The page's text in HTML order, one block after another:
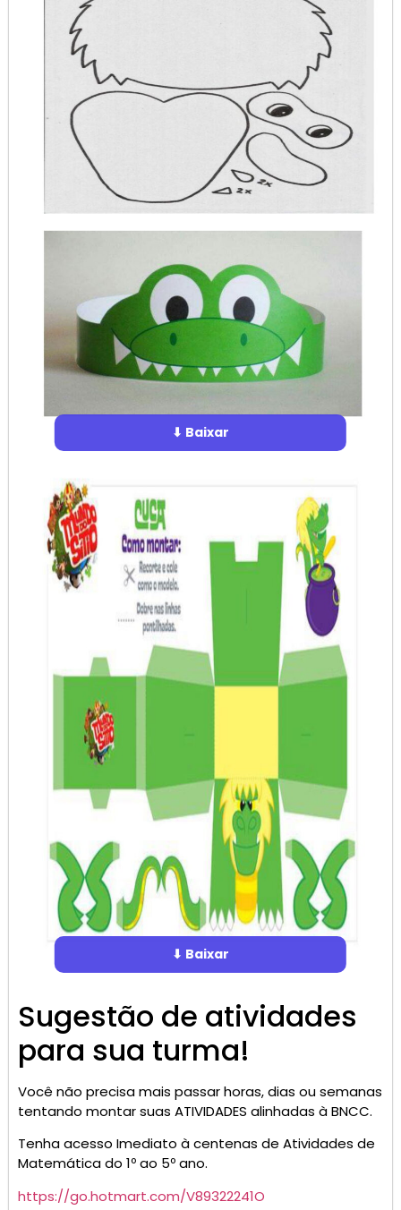
⬇ Baixar
⬇ Baixar
Sugestão de atividades
para sua turma!
Você não precisa mais passar horas, dias ou semanas
tentando montar suas ATIVIDADES alinhadas à BNCC.
Tenha acesso Imediato à centenas de Atividades de
Matemática do 1º ao 5º ano.
https://go.hotmart.com/V89322241O